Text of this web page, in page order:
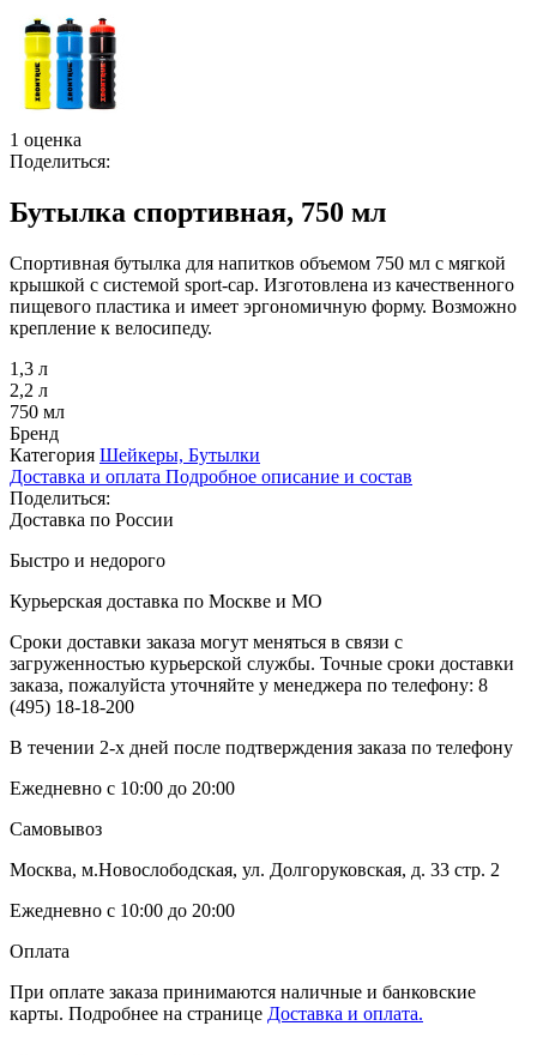
1 оценка
Поделиться:
Бутылка спортивная, 750 мл
Спортивная бутылка для напитков объемом 750 мл с мягкой
крышкой с системой sport-cap. Изготовлена из качественного
пищевого пластика и имеет эргономичную форму. Возможно
крепление к велосипеду.
1,3 л
2,2 л
750 мл
Бренд
Категория Шейкеры, Бутылки
Доставка и оплата Подробное описание и состав
Поделиться:
Доставка по России
Быстро и недорого
Курьерская доставка по Москве и МО
Сроки доставки заказа могут меняться в связи с
загруженностью курьерской службы. Точные сроки доставки
заказа, пожалуйста уточняйте у менеджера по телефону: 8
(495) 18-18-200
В течении 2-х дней после подтверждения заказа по телефону
Ежедневно с 10:00 до 20:00
Самовывоз
Москва, м.Новослободская, ул. Долгоруковская, д. 33 стр. 2
Ежедневно с 10:00 до 20:00
Оплата
При оплате заказа принимаются наличные и банковские
карты. Подробнее на странице Доставка и оплата.